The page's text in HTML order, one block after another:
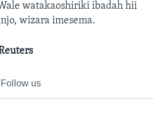
watakaoshiriki ibadah hii
wizara imesema.
Follow us